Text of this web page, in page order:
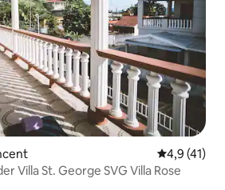
4,9 (41)
Villa St. George SVG Villa Rose